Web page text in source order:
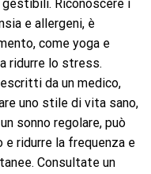
Riconoscere i
e allergeni, è
come yoga e
ridurre lo stress.
da un medico,
uno stile di vita sano,
sonno regolare, può
ridurre la frequenza e
Consultate un